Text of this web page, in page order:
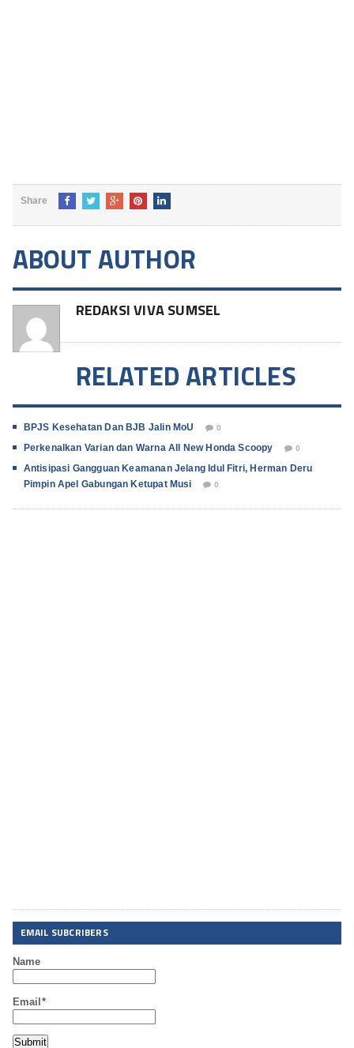
Share
ABOUT AUTHOR
REDAKSI VIVA SUMSEL
RELATED ARTICLES
BPJS Kesehatan Dan BJB Jalin MoU 0
Perkenalkan Varian dan Warna All New Honda Scoopy 0
Antisipasi Gangguan Keamanan Jelang Idul Fitri, Herman Deru
Pimpin Apel Gabungan Ketupat Musi
0
EMAIL SUBCRIBERS
Name
Email*